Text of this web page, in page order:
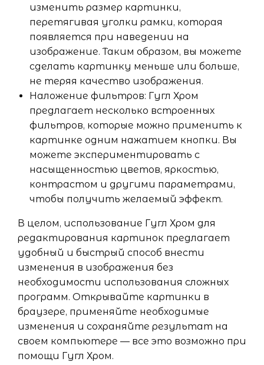
изменить размер картинки,
перетягивая уголки рамки, которая
появляется при наведении на
изображение. Таким образом, вы можете
сделать картинку меньше или больше,
не теряя качество изображения.
Наложение фильтров: Гугл Хром
предлагает несколько встроенных
фильтров, которые можно применить к
картинке одним нажатием кнопки. Вы
можете экспериментировать с
насыщенностью цветов, яркостью,
контрастом и другими параметрами,
чтобы получить желаемый эффект.
В целом, использование Гугл Хром для
редактирования картинок предлагает
удобный и быстрый способ внести
изменения в изображения без
необходимости использования сложных
программ. Открывайте картинки в
браузере, применяйте необходимые
изменения и сохраняйте результат на
своем компьютере — все это возможно при
помощи Гугл Хром.